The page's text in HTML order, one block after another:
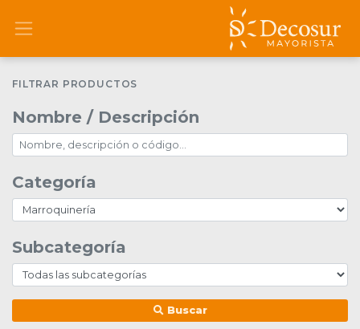
FILTRAR PRODUCTOS
Nombre / Descripción
Categoría
Subcategoría
Buscar